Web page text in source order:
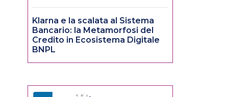
Klarna e la scalata al Sistema
Bancario: la Metamorfosi del
Credito in Ecosistema Digitale
BNPL